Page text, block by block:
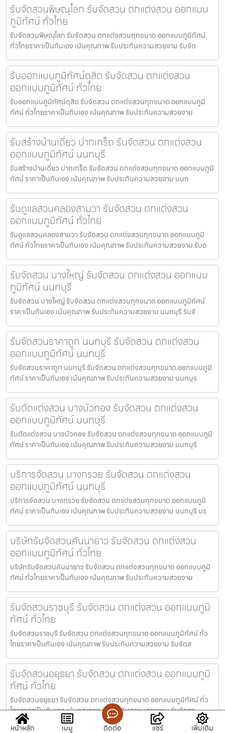
รับจัดสวนพิษณุโลก รับจัดสวน ตกแต่งสวน ออกแบบ
ภูมิทัศน์ ทั่วไทย
รับจัดสวนพิษณุโลก รับจัดสวน ตกแต่งสวนทุกขนาด ออกแบบภูมิทัศน์
ทั่วไทยราคาเป็นกันเอง เน้นคุณภาพ รับประกันความสวยงาม รับจัด
รับออกแบบภูมิทัศน์ดุสิต รับจัดสวน ตกแต่งสวน
ออกแบบภูมิทัศน์ ทั่วไทย
รับออกแบบภูมิทัศน์ดุสิต รับจัดสวน ตกแต่งสวนทุกขนาด ออกแบบภูมิ
ทัศน์ ทั่วไทยราคาเป็นกันเอง เน้นคุณภาพ รับประกันความสวยงาม
รับสร้างบ้านเดี่ยว ปากเกร็ด รับจัดสวน ตกแต่งสวน
ออกแบบภูมิทัศน์ นนทบุรี
รับสร้างบ้านเดี่ยว ปากเกร็ด รับจัดสวน ตกแต่งสวนทุกขนาด ออกแบบภูมิ
ทัศน์ ราคาเป็นกันเอง เน้นคุณภาพ รับประกันความสวยงาม นนท
รับดูแลสวนคลองสามวา รับจัดสวน ตกแต่งสวน
ออกแบบภูมิทัศน์ ทั่วไทย
รับดูแลสวนคลองสามวา รับจัดสวน ตกแต่งสวนทุกขนาด ออกแบบภูมิ
ทัศน์ ทั่วไทยราคาเป็นกันเอง เน้นคุณภาพ รับประกันความสวยงาม รับด
รับจัดสวน บางใหญ่ รับจัดสวน ตกแต่งสวน ออกแบบ
ภูมิทัศน์ นนทบุรี
รับจัดสวน บางใหญ่ รับจัดสวน ตกแต่งสวนทุกขนาด ออกแบบภูมิทัศน์
ราคาเป็นกันเอง เน้นคุณภาพ รับประกันความสวยงาม นนทบุรี รับจั
รับจัดสวนราคาถูก นนทบุรี รับจัดสวน ตกแต่งสวน
ออกแบบภูมิทัศน์ นนทบุรี
รับจัดสวนราคาถูก นนทบุรี รับจัดสวน ตกแต่งสวนทุกขนาด ออกแบบภูมิ
ทัศน์ ราคาเป็นกันเอง เน้นคุณภาพ รับประกันความสวยงาม นนทบุร
รับตัดแต่งสวน บางบัวทอง รับจัดสวน ตกแต่งสวน
ออกแบบภูมิทัศน์ นนทบุรี
รับตัดแต่งสวน บางบัวทอง รับจัดสวน ตกแต่งสวนทุกขนาด ออกแบบภูมิ
ทัศน์ ราคาเป็นกันเอง เน้นคุณภาพ รับประกันความสวยงาม นนทบุรี
บริการจัดสวน บางกรวย รับจัดสวน ตกแต่งสวน
ออกแบบภูมิทัศน์ นนทบุรี
บริการจัดสวน บางกรวย รับจัดสวน ตกแต่งสวนทุกขนาด ออกแบบภูมิ
ทัศน์ ราคาเป็นกันเอง เน้นคุณภาพ รับประกันความสวยงาม นนทบุรี บร
บริษัทรับจัดสวนคันนายาว รับจัดสวน ตกแต่งสวน
ออกแบบภูมิทัศน์ ทั่วไทย
บริษัทรับจัดสวนคันนายาว รับจัดสวน ตกแต่งสวนทุกขนาด ออกแบบภูมิ
ทัศน์ ทั่วไทยราคาเป็นกันเอง เน้นคุณภาพ รับประกันความสวยงาม
รับจัดสวนราชบุรี รับจัดสวน ตกแต่งสวน ออกแบบภูมิ
ทัศน์ ทั่วไทย
รับจัดสวนราชบุรี รับจัดสวน ตกแต่งสวนทุกขนาด ออกแบบภูมิทัศน์ ทั่ว
ไทยราคาเป็นกันเอง เน้นคุณภาพ รับประกันความสวยงาม รับจัดส
รับจัดสวนอยุธยา รับจัดสวน ตกแต่งสวน ออกแบบภูมิ
ทัศน์ ทั่วไทย
รับจัดสวนอยุธยา รับจัดสวน ตกแต่งสวนทุกขนาด ออกแบบภูมิทัศน์ ทั่ว
ไทยราคาเป็นกันเอง เน้นคุณภาพ รับประกันความสวยงาม รับจัดสว
หน้าหลัก เมนู ติดต่อ แชร์ เพิ่มเติม